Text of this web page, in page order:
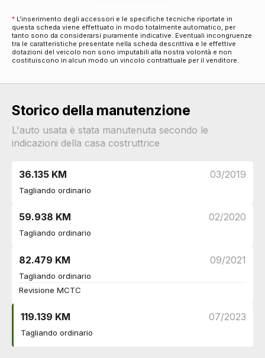
Chiusura centralizzata DI SERIE
Audio e Telematica
Impianto audio con bluetooth
DI SERIE
Cerchi in acciaio da 17
Eco
Eco drive
Personalizzazione colori esterni
DI SERIE
Doppio scarico
Fari
Fari automatici
Fari alogeni
DI SERIE
Sicurezza
Airbag
Controllo della trazione
DI SERIE
Regolatore di velocità - cruise control
* L'inserimento degli accessori e le specifiche tecniche riportate in
questa scheda viene effettuato in modo totalmente automatico, per
tanto sono da considerarsi puramente indicative. Eventuali incongruenze
tra le caratteristiche presentate nella scheda descrittiva e le effettive
dotazioni del veicolo non sono imputabili alla nostra volontà e non
costituiscono in alcun modo un vincolo contrattuale per il venditore.
Storico della manutenzione
L'auto usata è stata manutenuta secondo le
indicazioni della casa costruttrice
36.135 KM 03/2019
Tagliando ordinario
59.938 KM 02/2020
Tagliando ordinario
82.479 KM 09/2021
Tagliando ordinario
Revisione MCTC
119.139 KM 07/2023
Tagliando ordinario